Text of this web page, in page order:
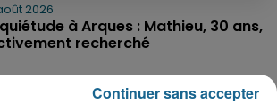
2026
à Arques : Mathieu, 30 ans,
recherché
Continuer sans accepter